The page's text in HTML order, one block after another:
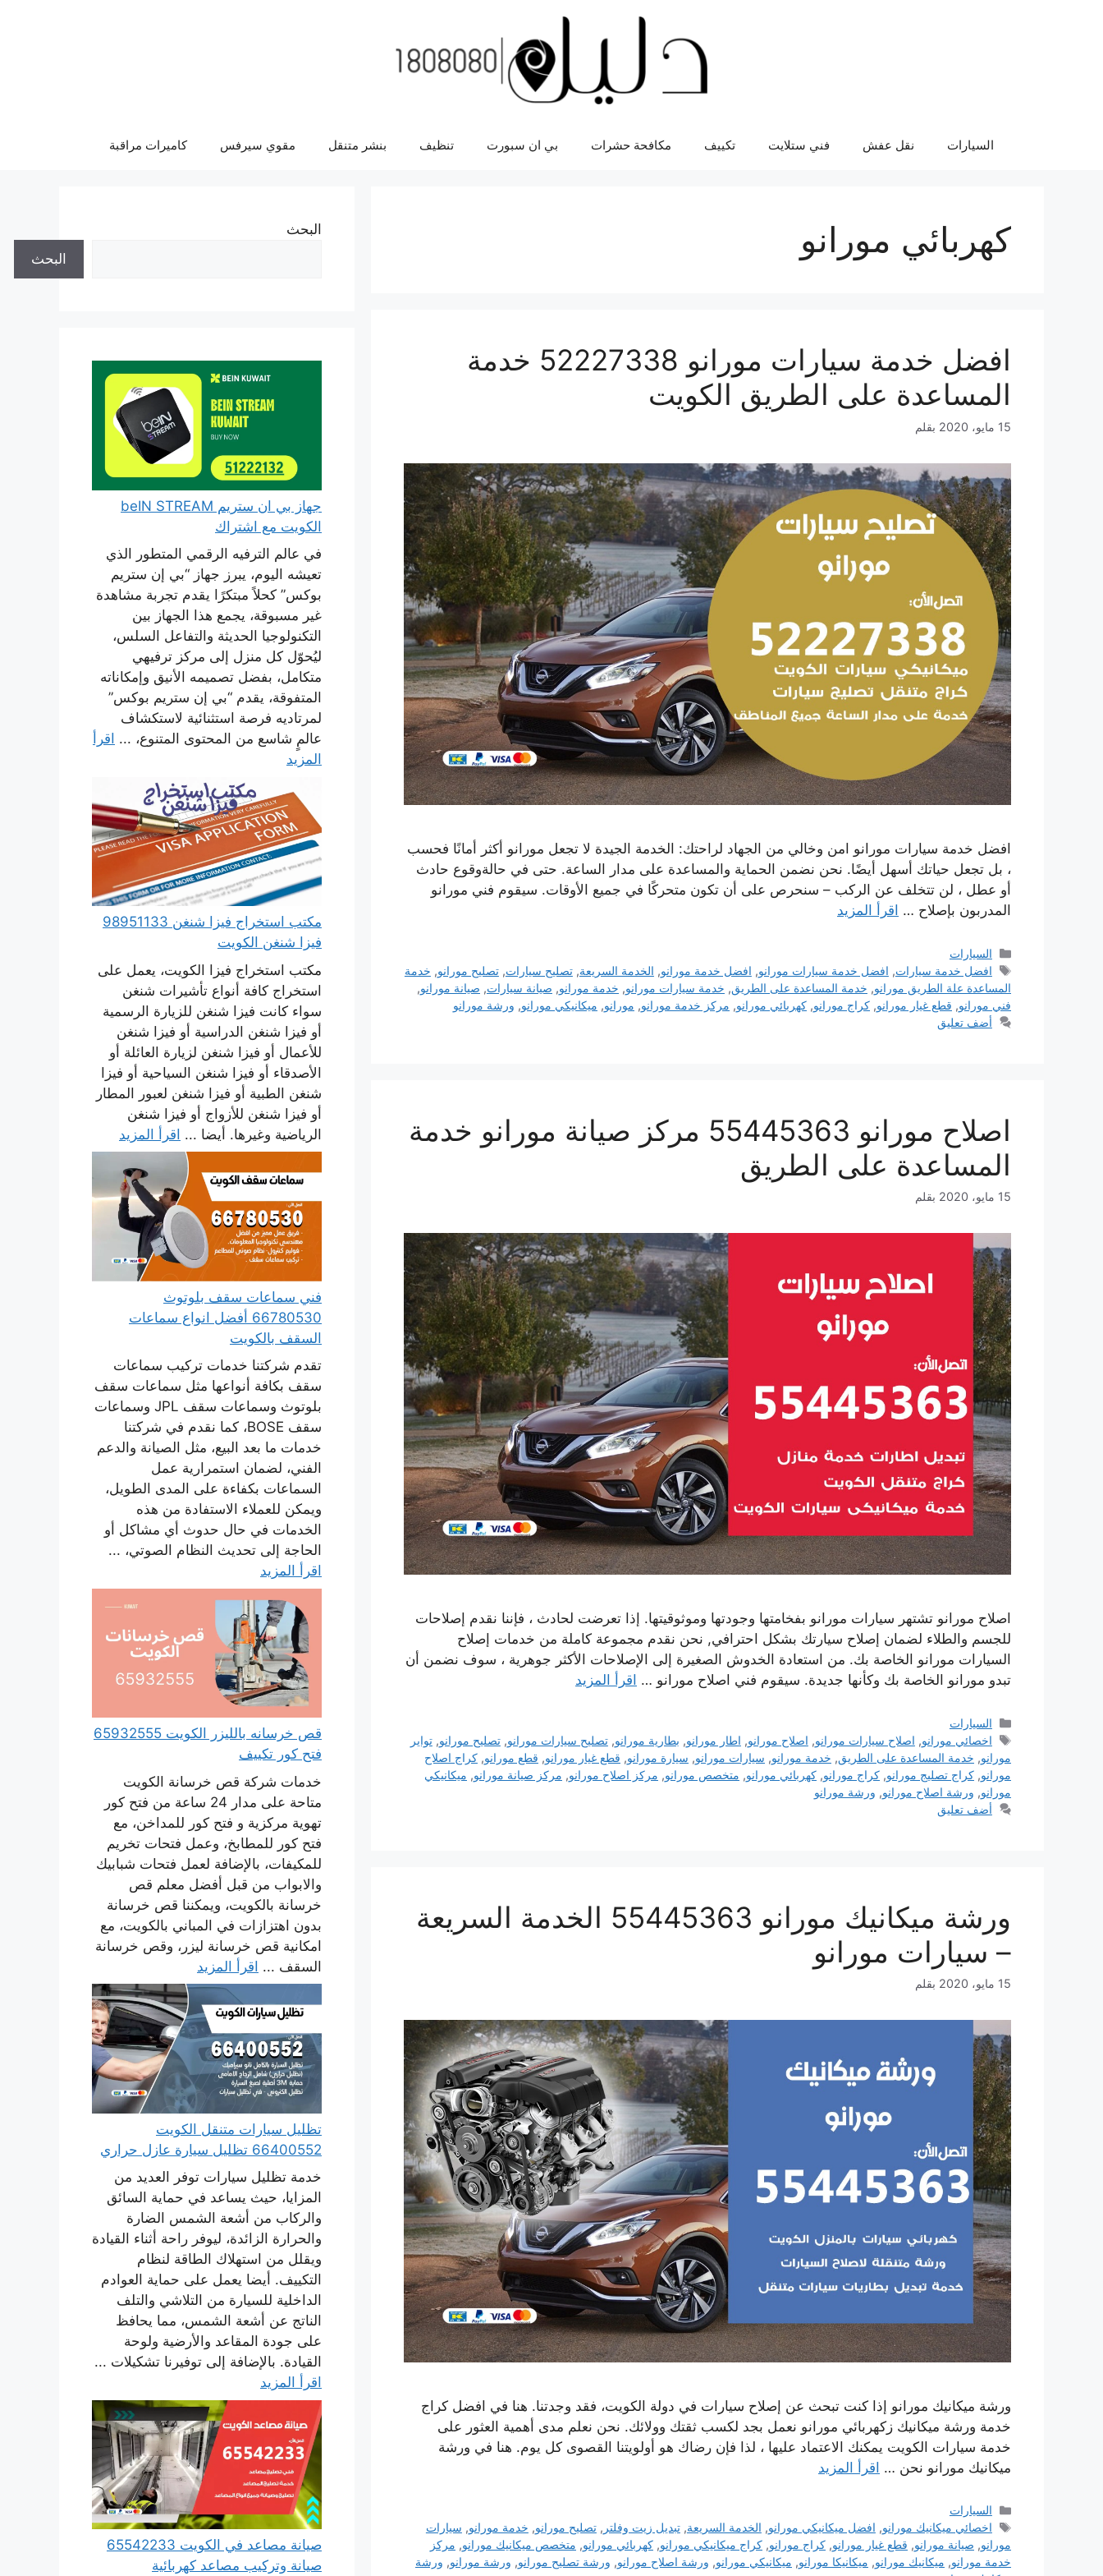
السيارات نقل عفش فني ستلايت تكييف مكافحة حشرات بي ان سبورت تنظيف بنشر متنقل مقوي سيرفس كاميرات مراقبة
كهربائي مورانو
افضل خدمة سيارات مورانو 52227338 خدمة
المساعدة على الطريق الكويت
15 مايو، 2020 بقلم
افضل خدمة سيارات مورانو امن وخالي من الجهاد لراحتك: الخدمة الجيدة لا تجعل مورانو أكثر أمانًا فحسب
، بل تجعل حياتك أسهل أيضًا. نحن نضمن الحماية والمساعدة على مدار الساعة. حتى في حالةوقوع حادث
أو عطل ، لن تتخلف عن الركب – سنحرص على أن تكون متحركًا في جميع الأوقات. سيقوم فني مورانو
المدربون بإصلاح … اقرأ المزيد
التصنيفات
السيارات
الوسوم
افضل خدمة سيارات, افضل خدمة سيارات مورانو, افضل خدمة مورانو, الخدمة السريعة,تصليح سيارات,تصليح مورانو, خدمة
المساعدة علة الطريق مورانو, خدمة المساعدة على الطريق, خدمة سيارات مورانو, خدمة مورانو, صيانة سيارات, صيانة مورانو,
فني مورانو, قطع غيار مورانو, كراج مورانو, كهربائي مورانو, مركز خدمة مورانو, مورانو, ميكانيكي مورانو, ورشة مورانو
أضف تعليق
اصلاح مورانو 55445363 مركز صيانة مورانو خدمة
المساعدة على الطريق
15 مايو، 2020 بقلم
اصلاح مورانو تشتهر سيارات مورانو بفخامتها وجودتها وموثوقيتها. إذا تعرضت لحادث ، فإننا نقدم إصلاحات
للجسم والطلاء لضمان إصلاح سيارتك بشكل احترافي, نحن نقدم مجموعة كاملة من خدمات إصلاح
السيارات مورانو الخاصة بك. من استعادة الخدوش الصغيرة إلى الإصلاحات الأكثر جوهرية ، سوف نضمن أن
تبدو مورانو الخاصة بك وكأنها جديدة. سيقوم فني اصلاح مورانو … اقرأ المزيد
التصنيفات
السيارات
الوسوم
اخصائي مورانو, اصلاح سيارات مورانو, اصلاح مورانو, اطار مورانو, بطارية مورانو,تصليح سيارات مورانو,تصليح مورانو,تواير
مورانو, خدمة المساعدة على الطريق, خدمة مورانو, سيارات مورانو, سيارة مورانو, قطع غيار مورانو, قطع مورانو, كراج اصلاح
مورانو, كراج تصليج مورانو, كراج مورانو, كهربائي مورانو, متخصص مورانو, مركز اصلاح مورانو, مركز صيانة مورانو, ميكانيكي
مورانو, ورشة اصلاح مورانو, ورشة مورانو
أضف تعليق
ورشة ميكانيك مورانو 55445363 الخدمة السريعة
– سيارات مورانو
15 مايو، 2020 بقلم
ورشة ميكانيك مورانو إذا كنت تبحث عن إصلاح سيارات في دولة الكويت، فقد وجدتنا. هنا في افضل كراج
خدمة ورشة ميكانيك زكهربائي مورانو نعمل بجد لكسب ثقتك وولائك. نحن نعلم مدى أهمية العثور على
خدمة سيارات الكويت يمكنك الاعتماد عليها ، لذا فإن رضاك ​​هو أولويتنا القصوى كل يوم. هنا في ورشة
ميكانيك مورانو نحن … اقرأ المزيد
التصنيفات
السيارات
الوسوم
اخصائي ميكانيك مورانو, افضل ميكانيكي مورانو, الخدمة السريعة,تبديل زيت وفلتر ,تصليح مورانو, خدمة مورانو, سيارات
مورانو, صيانة مورانو, قطع غيار مورانو, كراج مورانو, كراج ميكانيكي مورانو, كهربائي مورانو, متخصص ميكانيك مورانو, مركز
خدمة مورانو, ميكانيك مورانو, ميكانيكا مورانو, ميكانيكي مورانو, ورشة اصلاح مورانو, ورشة تصليح مورانو, ورشة مورانو, ورشة
البحث
البحث
جهاز بي ان ستريم beIN STREAM
الكويت مع اشتراك
في عالم الترفيه الرقمي المتطور الذي
تعيشه اليوم، يبرز جهاز “بي إن ستريم
بوكس” كحلاً مبتكرًا يقدم تجربة مشاهدة
غير مسبوقة، يجمع هذا الجهاز بين
التكنولوجيا الحديثة والتفاعل السلس،
ليُحوّل كل منزل إلى مركز ترفيهي
متكامل، بفضل تصميمه الأنيق وإمكاناته
المتفوقة، يقدم “بي إن ستريم بوكس”
لمرتاديه فرصة استثنائية لاستكشاف
عالمٍ شاسع من المحتوى المتنوع، ... اقرأ
المزيد
مكتب استخراج فيزا شنغن 98951133
فيزا شنغن الكويت
مكتب استخراج فيزا الكويت، يعمل على
استخراج كافة أنواع تأشيرات شنغن
سواء كانت فيزا شنغن للزيارة الرسمية
أو فيزا شنغن الدراسية أو فيزا شنغن
للأعمال أو فيزا شنغن لزيارة العائلة أو
الأصدقاء أو فيزا شنغن السياحية أو فيزا
شنغن الطبية أو فيزا شنغن لعبور المطار
أو فيزا شنغن للأزواج أو فيزا شنغن
الرياضية وغيرها. أيضا ... اقرأ المزيد
فني سماعات سقف بلوتوث
66780530 أفضل انواع سماعات
السقف بالكويت
تقدم شركتنا خدمات تركيب سماعات
سقف بكافة أنواعها مثل سماعات سقف
بلوتوث وسماعات سقف JPL وسماعات
سقف BOSE، كما نقدم في شركتنا
خدمات ما بعد البيع، مثل الصيانة والدعم
الفني، لضمان استمرارية عمل
السماعات بكفاءة على المدى الطويل،
ويمكن للعملاء الاستفادة من هذه
الخدمات في حال حدوث أي مشاكل أو
الحاجة إلى تحديث النظام الصوتي، ...
اقرأ المزيد
قص خرسانه بالليزر الكويت 65932555
فتح كور تكييف
خدمات شركة قص خرسانة الكويت
متاحة على مدار 24 ساعة من فتح كور
تهوية مركزية و فتح كور للمداخن، مع
فتح كور للمطابخ، وعمل فتحات تخريم
للمكيفات، بالإضافة لعمل فتحات شبابيك
والابواب من قبل أفضل معلم قص
خرسانة بالكويت، ويمكننا قص خرسانة
بدون اهتزازات في المباني بالكويت، مع
امكانية قص خرسانة ليزر، وقص خرسانة
السقف ... اقرأ المزيد
تظليل سيارات متنقل الكويت
66400552 تظليل سيارة عازل حراري
خدمة تظليل سيارات توفر العديد من
المزايا، حيث يساعد في حماية السائق
والركاب من أشعة الشمس الضارة
والحرارة الزائدة، ليوفر راحة أثناء القيادة
ويقلل من استهلاك الطاقة لنظام
التكييف. أيضا يعمل على حماية العوادم
الداخلية للسيارة من التلاشي والتلف
الناتج عن أشعة الشمس، مما يحافظ
على جودة المقاعد والأرضية ولوحة
القيادة. بالإضافة إلى توفيرنا تشكيلات ...
اقرأ المزيد
صيانة مصاعد في الكويت 65542233
صيانة وتركيب مصاعد كهربائية